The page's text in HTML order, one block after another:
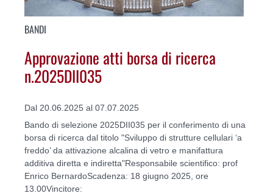
BANDI
Approvazione atti borsa di ricerca
n.2025DII035
Dal 20.06.2025 al 07.07.2025
Bando di selezione 2025DII035 per il conferimento di una
borsa di ricerca dal titolo "Sviluppo di strutture cellulari ‘a
freddo’ da attivazione alcalina di vetro e manifattura
additiva diretta e indiretta"Responsabile scientifico: prof
Enrico BernardoScadenza: 18 giugno 2025, ore
13.00Vincitore: